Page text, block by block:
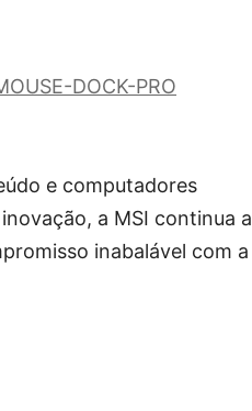
DOCK-PRO
e computadores
a MSI continua a
inabalável com a